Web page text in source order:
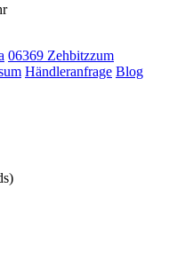
06369 Zehbitzzum
Händleranfrage Blog